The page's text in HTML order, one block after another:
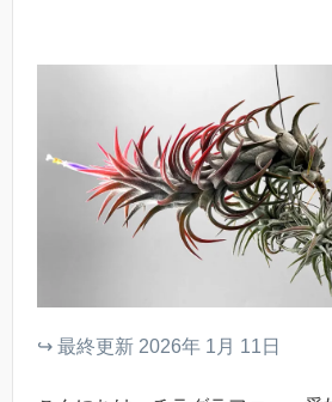
↪︎ 最終更新 2026年 1月 11日